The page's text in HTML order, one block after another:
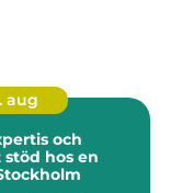
aug
och
hos en